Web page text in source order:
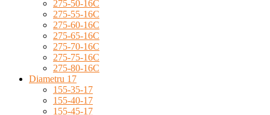
275-50-16C
275-55-16C
275-60-16C
275-65-16C
275-70-16C
275-75-16C
275-80-16C
Diametru 17
155-35-17
155-40-17
155-45-17